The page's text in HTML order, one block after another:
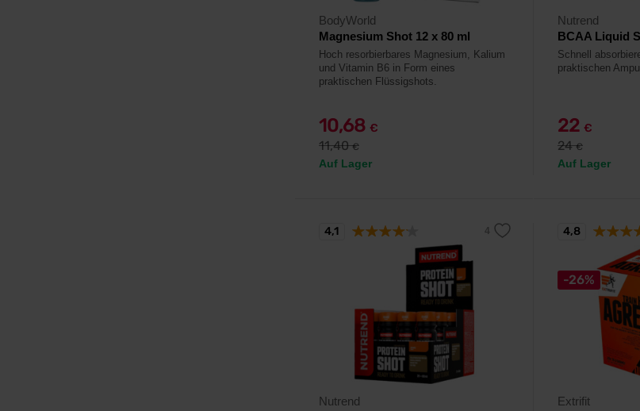
BodyWorld
Magnesium Shot 12 x 80 ml
Hoch resorbierbares Magnesium, Kalium
und Vitamin B6 in Form eines
praktischen Flüssigshots.
10,68 €
11,40€
Auf Lager
Nutrend
BCAA Liquid
Schnell
praktischen
22 €
24€
Auf Lager
Nutrend
4,1
-26%
Extrifit
4,8